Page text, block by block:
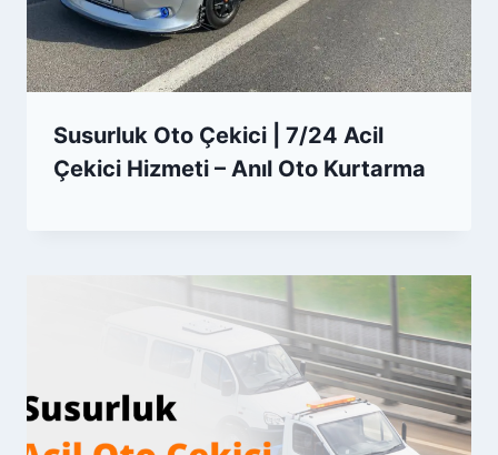
Susurluk Oto Çekici | 7/24 Acil
Çekici Hizmeti – Anıl Oto Kurtarma